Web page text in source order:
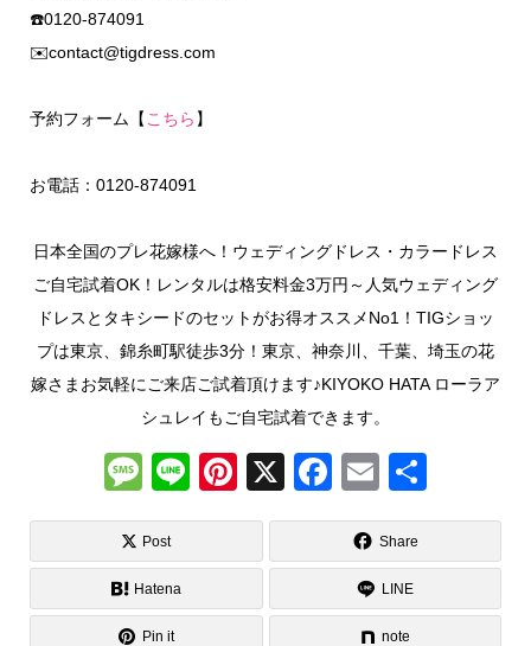
☎️0120-874091
✉️contact@tigdress.com
予約フォーム【 こちら 】
お電話：0120-874091
日本全国のプレ花嫁様へ！ウェディングドレス・カラードレス
ご自宅試着OK！レンタルは格安料金3万円～人気ウェディング
ドレスとタキシードのセットがお得オススメNo1！TIGショッ
プは東京、錦糸町駅徒歩3分！東京、神奈川、千葉、埼玉の花
嫁さまお気軽にご来店ご試着頂けます♪KIYOKO HATA ローラア
シュレイもご自宅試着できます。
M
e
ss
a
g
Li
n
Pi
nt
st
X
F
a
c
e
b
E
m
ail
有
Post Share
Hatena LINE
Pin it note